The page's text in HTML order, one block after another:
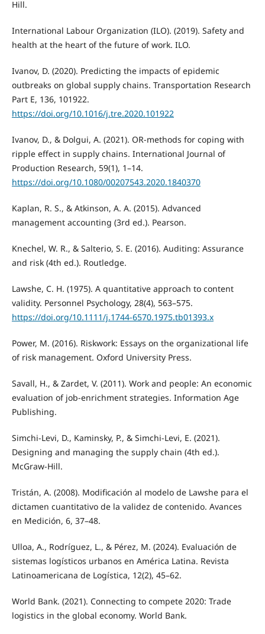
Hill.
International Labour Organization (ILO). (2019). Safety and
health at the heart of the future of work. ILO.
Ivanov, D. (2020). Predicting the impacts of epidemic
outbreaks on global supply chains. Transportation Research
Part E, 136, 101922.
https://doi.org/10.1016/j.tre.2020.101922
Ivanov, D., & Dolgui, A. (2021). OR-methods for coping with
ripple effect in supply chains. International Journal of
Production Research, 59(1), 1–14.
https://doi.org/10.1080/00207543.2020.1840370
Kaplan, R. S., & Atkinson, A. A. (2015). Advanced
management accounting (3rd ed.). Pearson.
Knechel, W. R., & Salterio, S. E. (2016). Auditing: Assurance
and risk (4th ed.). Routledge.
Lawshe, C. H. (1975). A quantitative approach to content
validity. Personnel Psychology, 28(4), 563–575.
https://doi.org/10.1111/j.1744-6570.1975.tb01393.x
Power, M. (2016). Riskwork: Essays on the organizational life
of risk management. Oxford University Press.
Savall, H., & Zardet, V. (2011). Work and people: An economic
evaluation of job-enrichment strategies. Information Age
Publishing.
Simchi-Levi, D., Kaminsky, P., & Simchi-Levi, E. (2021).
Designing and managing the supply chain (4th ed.).
McGraw-Hill.
Tristán, A. (2008). Modificación al modelo de Lawshe para el
dictamen cuantitativo de la validez de contenido. Avances
en Medición, 6, 37–48.
Ulloa, A., Rodríguez, L., & Pérez, M. (2024). Evaluación de
sistemas logísticos urbanos en América Latina. Revista
Latinoamericana de Logística, 12(2), 45–62.
World Bank. (2021). Connecting to compete 2020: Trade
logistics in the global economy. World Bank.